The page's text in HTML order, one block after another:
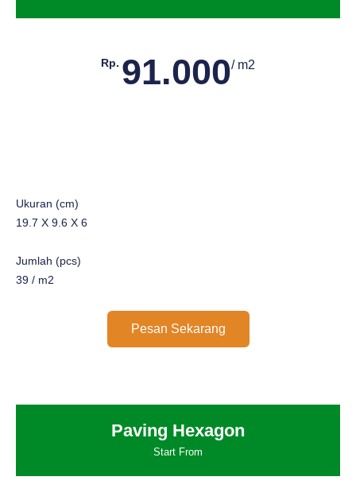
Rp. 91.000/ m2
Ukuran (cm)
19.7 X 9.6 X 6
Jumlah (pcs)
39 / m2
Pesan Sekarang
Paving Hexagon
Start From